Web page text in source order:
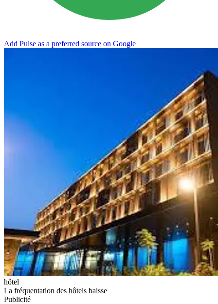
Add Pulse as a preferred source on Google
hôtel
La fréquentation des hôtels baisse
Publicité